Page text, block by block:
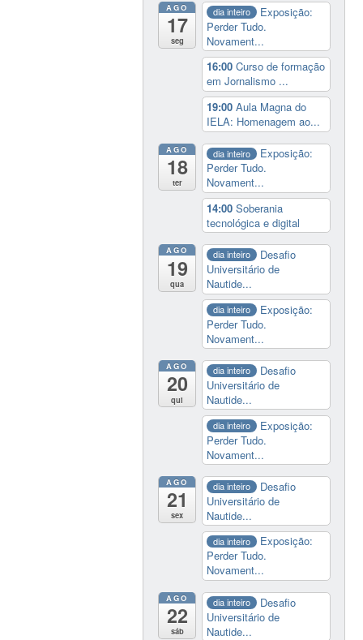
AGO
17
seg
dia inteiro
Exposição:
Perder Tudo.
Novament...
16:00Curso de formação
em Jornalismo ...
19:00Aula Magna do
IELA: Homenagem ao...
AGO
18
ter
dia inteiro
Exposição:
Perder Tudo.
Novament...
14:00Soberania
tecnológica e digital
AGO
19
qua
dia inteiro
Desafio
Universitário de
Nautide...
dia inteiro
Exposição:
Perder Tudo.
Novament...
AGO
20
qui
dia inteiro
Desafio
Universitário de
Nautide...
dia inteiro
Exposição:
Perder Tudo.
Novament...
AGO
21
sex
dia inteiro
Desafio
Universitário de
Nautide...
dia inteiro
Exposição:
Perder Tudo.
Novament...
AGO
22
sáb
dia inteiro
Desafio
Universitário de
Nautide...